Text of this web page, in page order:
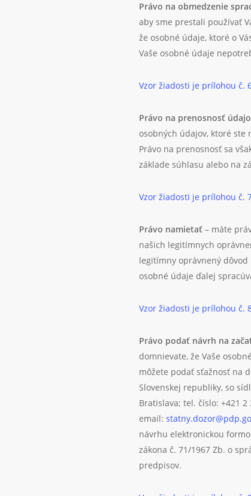
Právo na obmedzenie
aby sme prestali používať
že osobné údaje, ktoré o
Vaše osobné údaje
Vzor žiadosti je prílohou č.
Právo na prenosnosť
osobných údajov, ktoré
Právo na prenosnosť sa
základe súhlasu alebo na
Vzor žiadosti je prílohou č.
Právo namietať – máte
našich legitímnych
legitímny oprávnený dôvod
osobné údaje ďalej
Vzor žiadosti je prílohou č.
Právo podať návrh na
domnievate, že Vaše
môžete podať sťažnosť na
Slovenskej republiky, so
Bratislava; tel. číslo: +421 2
email:
návrhu elektronickou
zákona č. 71/1967 Zb. o
predpisov.